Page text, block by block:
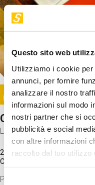
Questo sito web
Utilizziamo i cookie
annunci, per fornire
analizzare il nostro
informazioni sul modo
nostri partner che si
pubblicità e social
con altre informazioni
raccolto dal tuo utilizzo
Selezione
Image
SUNDAY@STEP
Come funziona il
Laboratorio
20 Set 2026 / 11:15 - 13:00
Costo
Proveremo a costruire un